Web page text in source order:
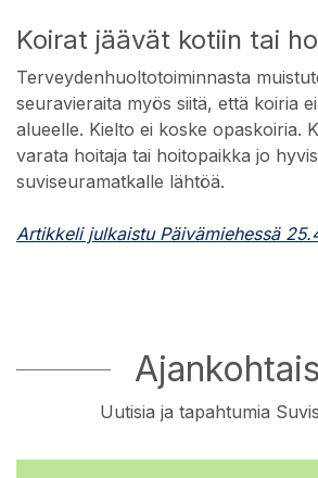
Koirat jäävät kotiin tai
Terveydenhuoltotoiminnasta
seuravieraita myös siitä, että koiria
alueelle. Kielto ei koske opaskoiria.
varata hoitaja tai hoitopaikka jo
suviseuramatkalle lähtöä.
Artikkeli julkaistu Päivämiehessä
Uutisia ja tapahtumia